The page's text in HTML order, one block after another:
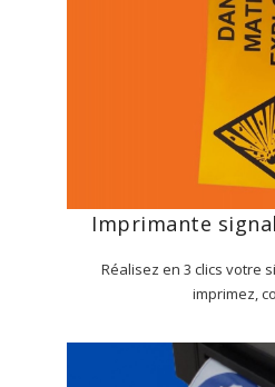
Imprimante
Réalisez en 3 clics votre
imprimez,